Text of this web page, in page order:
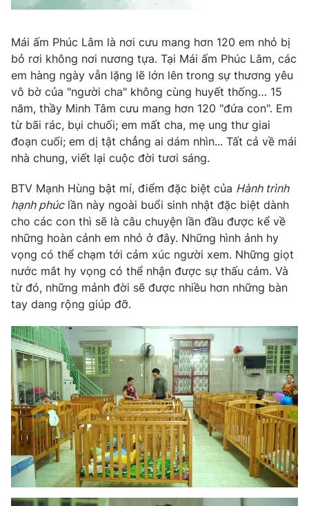
Thị trường 24h Tấm lòng Việt
VTV4 Vươn mình bằng AI
VTV9 VTV8
Liên hệ tòa soạn English
THỜI BÁO VTV
Theo dõi báo trên
Cơ quan chủ quản:Đài Truyền hình Việt Nam
Cơ quan báo chí:Thời báo VTV
Giấy phép hoạt động báo in và báo điện tử số 483/GP-BTTTT
cấp ngày 29/12/2023
Tổng Biên tập:Vũ Thanh Thủy
Phó Tổng Biên tập:Nguyễn Thị Mỹ Hạnh, Phạm Quốc Thắng,
Nguyễn Trọng Ninh
Tổng đài VTV: 024.38 355 931 - 024.38 355 932
Ðiện thoại Thời báo VTV:024.66 897 897
Mái ấm Phúc Lâm là nơi cưu mang hơn 120 em nhỏ bị
bỏ rơi không nơi nương tựa. Tại Mái ấm Phúc Lâm, các
em hàng ngày vẫn lặng lẽ lớn lên trong sự thương yêu
vô bờ của "người cha" không cùng huyết thống… 15
năm, thầy Minh Tâm cưu mang hơn 120 "đứa con". Em
từ bãi rác, bụi chuối; em mất cha, mẹ ung thư giai
đoạn cuối; em dị tật chẳng ai dám nhìn... Tất cả về mái
nhà chung, viết lại cuộc đời tươi sáng.
BTV Mạnh Hùng bật mí, điểm đặc biệt của Hành trình
hạnh phúclần này ngoài buổi sinh nhật đặc biệt dành
cho các con thì sẽ là câu chuyện lần đầu được kể về
những hoàn cảnh em nhỏ ở đây. Những hình ảnh hy
vọng có thể chạm tới cảm xúc người xem. Những giọt
nước mắt hy vọng có thể nhận được sự thấu cảm. Và
từ đó, những mảnh đời sẽ được nhiều hơn những bàn
tay dang rộng giúp đỡ.